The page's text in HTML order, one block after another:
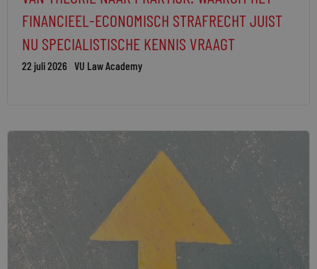
FINANCIEEL-ECONOMISCH STRAFRECHT JUIST
NU SPECIALISTISCHE KENNIS VRAAGT
22 juli 2026 VU Law Academy